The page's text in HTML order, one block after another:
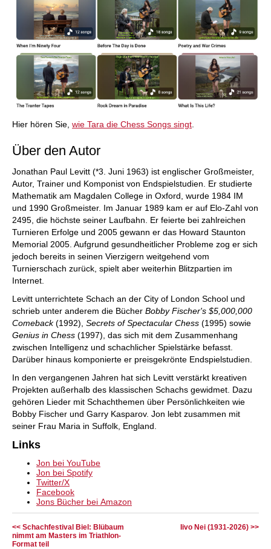
Hier hören Sie, wie Tara die Chess Songs singt
Über den Autor
Jonathan Paul Levitt (*3. Juni 1963) ist englischer Großmeister,
Autor, Trainer und Komponist von Endspielstudien. Er studierte
Mathematik am Magdalen College in Oxford, wurde 1984 IM
und 1990 Großmeister. Im Januar 1989 kam er auf Elo-Zahl von
2495, die höchste seiner Laufbahn. Er feierte bei zahlreichen
Turnieren Erfolge und 2005 gewann er das Howard Staunton
Memorial 2005. Aufgrund gesundheitlicher Probleme zog er sich
jedoch bereits in seinen Vierzigern weitgehend vom
Turnierschach zurück, spielt aber weiterhin Blitzpartien im
Internet.
Levitt unterrichtete Schach an der City of London School und
schrieb unter anderem die Bücher Bobby Fischer's $5,000,000
Comeback(1992), Secrets of Spectacular Chess (1995) sowie
Genius in Chess (1997), das sich mit dem Zusammenhang
zwischen Intelligenz und schachlicher Spielstärke befasst.
Darüber hinaus komponierte er preisgekrönte Endspielstudien.
In den vergangenen Jahren hat sich Levitt verstärkt kreativen
Projekten außerhalb des klassischen Schachs gewidmet. Dazu
gehören Lieder mit Schachthemen über Persönlichkeiten wie
Bobby Fischer und Garry Kasparov. Jon lebt zusammen mit
seiner Frau Maria in Suffolk, England.
Links
Jon bei YouTube
Jon bei Spotify
Twitter/X
Facebook
Jons Bücher bei Amazon
<< Schachfestival Biel: Blübaum
nimmt am Masters im Triathlon-
Format teil
Iivo Nei (1931-2026) >>